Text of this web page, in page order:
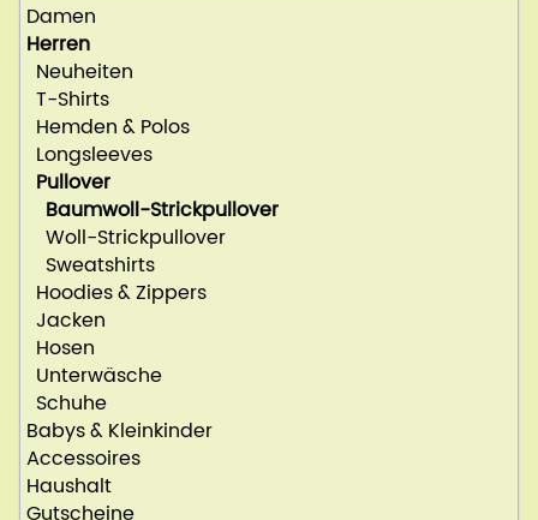
Damen
Herren
Neuheiten
T-Shirts
Hemden & Polos
Longsleeves
Pullover
Baumwoll-Strickpullover
Woll-Strickpullover
Sweatshirts
Hoodies & Zippers
Jacken
Hosen
Unterwäsche
Schuhe
Babys & Kleinkinder
Accessoires
Haushalt